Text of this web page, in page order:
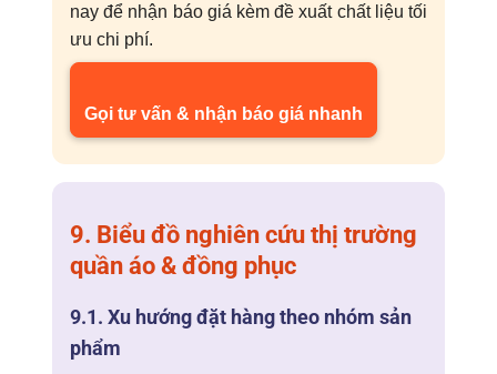
nay để nhận báo giá kèm đề xuất chất liệu tối
ưu chi phí.
Gọi tư vấn & nhận báo giá nhanh
9. Biểu đồ nghiên cứu thị trường
quần áo & đồng phục
9.1. Xu hướng đặt hàng theo nhóm sản
phẩm